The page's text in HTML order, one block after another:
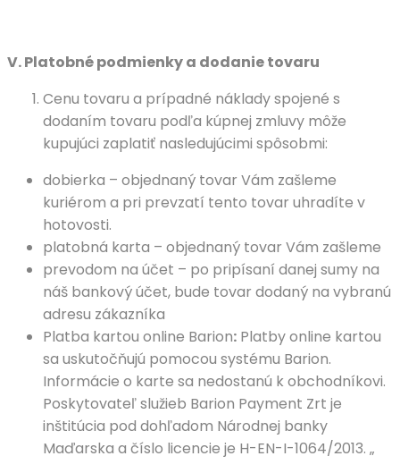
V.Platobné podmienky a dodanie tovaru
Cenu tovaru a prípadné náklady spojené s
dodaním tovaru podľa kúpnej zmluvy môže
kupujúci zaplatiť nasledujúcimi spôsobmi:
dobierka – objednaný tovar Vám zašleme
kuriérom a pri prevzatí tento tovar uhradíte v
hotovosti.
platobná karta – objednaný tovar Vám zašleme
prevodom na účet – po pripísaní danej sumy na
náš bankový účet, bude tovar dodaný na vybranú
adresu zákazníka
Platba kartou online Barion: Platby online kartou
sa uskutočňujú pomocou systému Barion.
Informácie o karte sa nedostanú k obchodníkovi.
Poskytovateľ služieb Barion Payment Zrt je
inštitúcia pod dohľadom Národnej banky
Maďarska a číslo licencie je H-EN-I-1064/2013. „